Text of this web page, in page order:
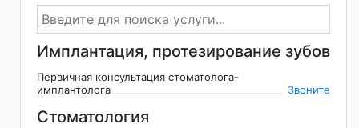
Имплантация, протезирование зубов
Первичная консультация стоматолога-
имплантолога
Звоните
Стоматология